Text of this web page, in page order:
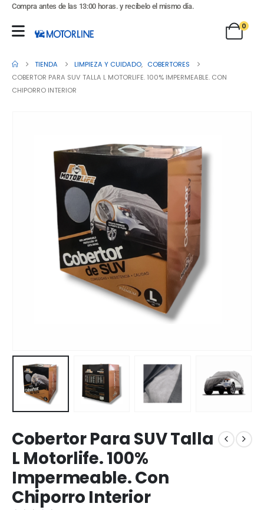
Compra antes de las 13:00 horas. y recíbelo el mismo día.
0
TIENDA LIMPIEZA Y CUIDADO, COBERTORES
COBERTOR PARA SUV TALLA L MOTORLIFE. 100% IMPERMEABLE. CON
CHIPORRO INTERIOR
Cobertor Para SUV Talla
L Motorlife. 100%
Impermeable. Con
Chiporro Interior